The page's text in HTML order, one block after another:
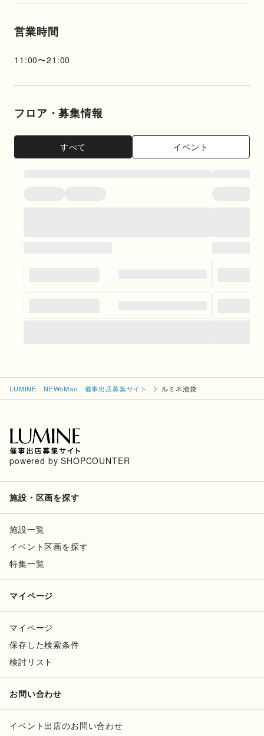
営業時間
11:00〜21:00
フロア・募集情報
すべて イベント
LUMINE NEWoMan 催事出店募集サイト ルミネ池袋
powered by SHOPCOUNTER
施設・区画を探す
施設一覧
イベント区画を探す
特集一覧
マイページ
マイページ
保存した検索条件
検討リスト
お問い合わせ
イベント出店のお問い合わせ